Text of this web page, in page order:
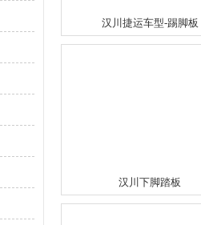
汉川捷运车型-踢脚板
汉川下脚踏板